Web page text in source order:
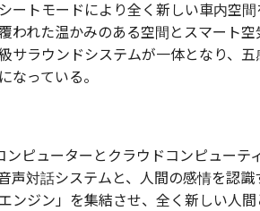
ートモードにより全く新しい車内空間
われた温かみのある空間とスマート空
サラウンドシステムが一体となり、五
なっている。
ンピューターとクラウドコンピューテ
声対話システムと、人間の感情を認識
ンジン」を集結させ、全く新しい人間